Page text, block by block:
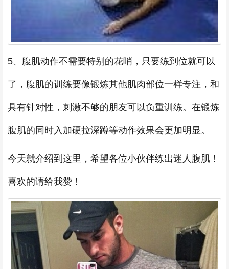
5、腹肌动作不需要特别的花哨，只要练到位就可以
了，腹肌的训练要像锻炼其他肌肉部位一样专注，和
具有针对性，刺激不够的朋友可以负重训练。在锻炼
腹肌的同时入加硬拉深蹲等动作效果会更加明显。
今天就介绍到这里，希望各位小伙伴练出迷人腹肌！
喜欢的请给我赞！